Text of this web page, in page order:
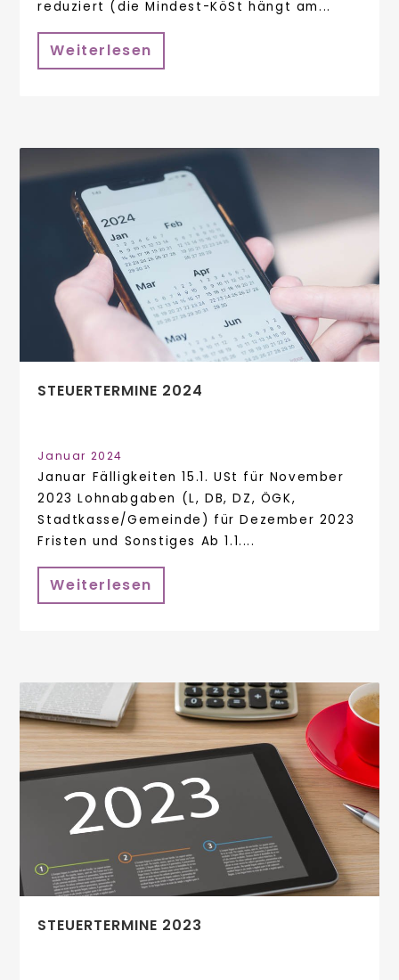
reduziert (die Mindest-KöSt hängt am...
Weiterlesen
STEUERTERMINE 2024
Januar 2024
Januar Fälligkeiten 15.1. USt für November
2023 Lohnabgaben (L, DB, DZ, ÖGK,
Stadtkasse/Gemeinde) für Dezember 2023
Fristen und Sonstiges Ab 1.1....
Weiterlesen
STEUERTERMINE 2023